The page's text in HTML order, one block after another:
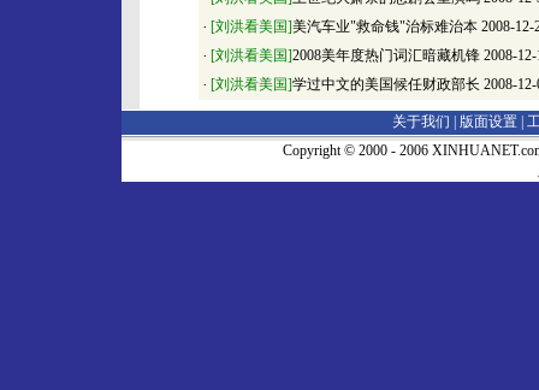
· [刘洪看美国]美汽车业"救命钱"治标难治本 2008-12-
· [刘洪看美国]2008美年度热门词汇暗藏机锋 2008-12-
· [刘洪看美国]学过中文的美国候任财政部长 2008-12-
关于我们 | 版面设置
Copyright © 2000 - 2006